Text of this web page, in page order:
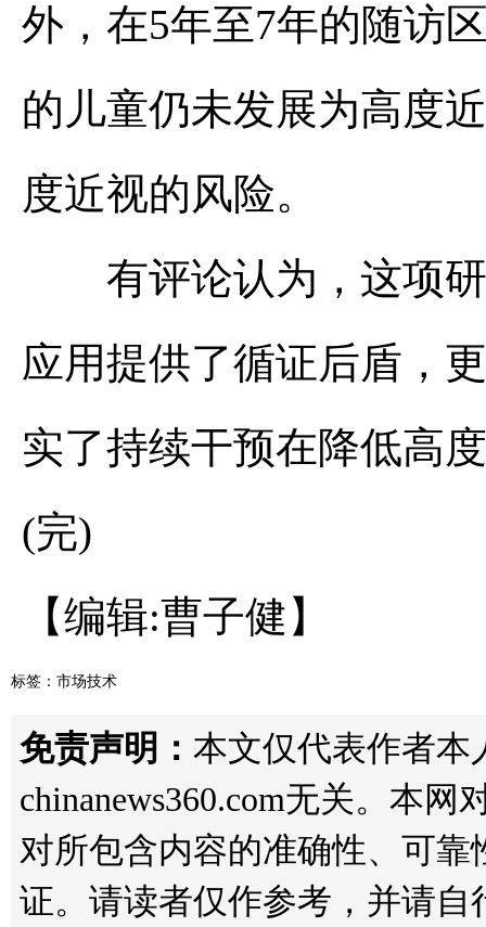
外，在5年至7年的随访
的儿童仍未发展为高度
度近视的风险。
有评论认为，这项研
应用提供了循证后盾，
实了持续干预在降低高
(完)
【编辑:曹子健】
标签： 市场技术
免责声明： 本文仅代表作者本
chinanews360.com无关。本
对所包含内容的准确性、可
证。请读者仅作参考，并请